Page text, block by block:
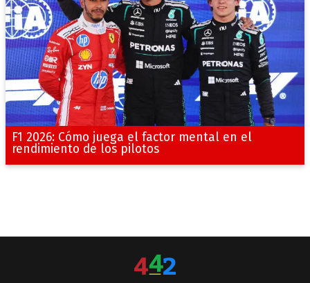
F1 2026: Cómo juega el factor mental en el
rendimiento de los pilotos